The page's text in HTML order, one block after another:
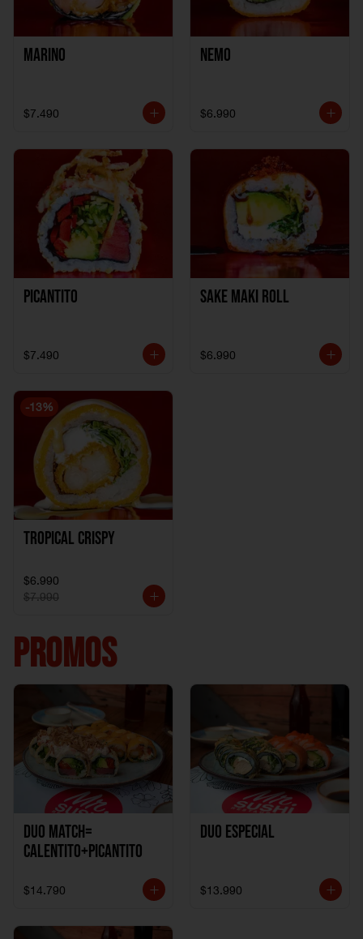
Marino
$7.490
Nemo
$6.990
Picantito
$7.490
Sake Maki Roll
$6.990
-13%
Tropical crispy
$6.990
$7.990
PROMOS
DUO MATCH=
CALENTITO+PICANTITO
$14.790
Duo especial
$13.990